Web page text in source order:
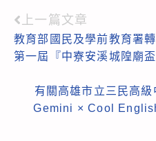
Read
more
上一篇文章
教育部國民及學前教育署
第一屆『中寮安溪城隍廟
有關高雄市立三民高級
Gemini × Cool